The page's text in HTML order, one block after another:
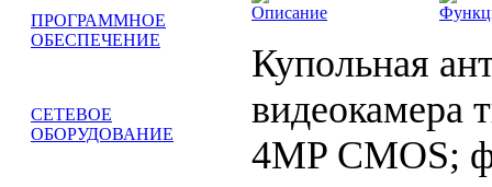
ПРОГРАММНОЕ
ОБЕСПЕЧЕНИЕ
СЕТЕВОЕ
ОБОРУДОВАНИЕ
Описание
Купольная
4MP CMOS;